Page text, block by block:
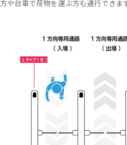
方や台車で荷物を運ぶ方も通行できます